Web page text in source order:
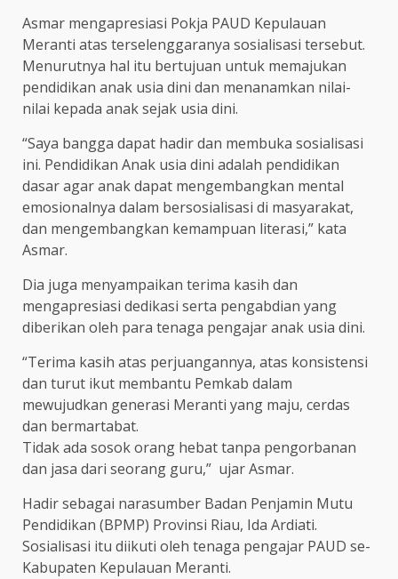
Asmar mengapresiasi Pokja PAUD Kepulauan
Meranti atas terselenggaranya sosialisasi tersebut.
Menurutnya hal itu bertujuan untuk memajukan
pendidikan anak usia dini dan menanamkan nilai-
nilai kepada anak sejak usia dini.
“Saya bangga dapat hadir dan membuka sosialisasi
ini. Pendidikan Anak usia dini adalah pendidikan
dasar agar anak dapat mengembangkan mental
emosionalnya dalam bersosialisasi di masyarakat,
dan mengembangkan kemampuan literasi,” kata
Asmar.
Dia juga menyampaikan terima kasih dan
mengapresiasi dedikasi serta pengabdian yang
diberikan oleh para tenaga pengajar anak usia dini.
“Terima kasih atas perjuangannya, atas konsistensi
dan turut ikut membantu Pemkab dalam
mewujudkan generasi Meranti yang maju, cerdas
dan bermartabat.
Tidak ada sosok orang hebat tanpa pengorbanan
dan jasa dari seorang guru,” ujar Asmar.
Hadir sebagai narasumber Badan Penjamin Mutu
Pendidikan (BPMP) Provinsi Riau, Ida Ardiati.
Sosialisasi itu diikuti oleh tenaga pengajar PAUD se-
Kabupaten Kepulauan Meranti.